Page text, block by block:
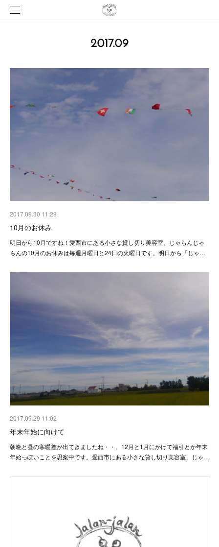
2017.09
2017.09.30 11:29
10月のお休み
明日から10月ですね！愛西市にある小さな貸し切り美容室、じゃらんじゃ
らんの10月のお休みは毎週月曜日と24日の火曜日です。明日から「じゃ…
2017.09.29 11:02
年末年始に向けて
朝晩と昼の寒暖差が出てきましたね・・。12月と1月にかけて福引とか年末
年始っぽいことを思案中です。愛西市にある小さな貸し切り美容室、じゃ…